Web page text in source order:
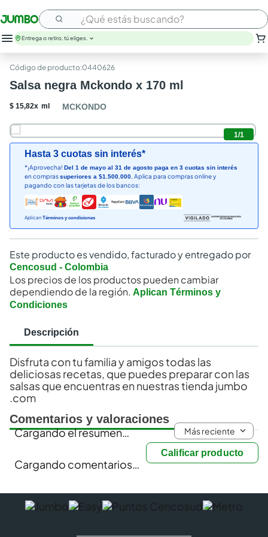
¿Qué estás buscando?
Entrega o retiro, tú eliges.
:0440626
Salsa negra Mckondo x 170 ml
$ 15,82x ml MCKONDO
1/1
Hasta 3 cuotas sin interés*
*¡Aprovecha! Del 1 de mayo al 31 de agosto paga en 3 cuotas sin interés
en comprassuperiores a $1.500.000. Aplica para compras online y
pagando con las tarjetas de los bancos:
Aplican Términos y condiciones
Este producto es vendido, facturado y entregado por
Cencosud - Colombia
Los precios de los productos pueden cambiar
dependiendo de la región. Aplican Términos y
Condiciones
Descripción
Disfruta con tu familia y amigos todas las
deliciosas recetas, que puedes preparar con las
salsas que encuentras en nuestras tienda jumbo
.com
Comentarios y valoraciones
Calificar producto
Cargando el resumen… Más reciente
Cargando comentarios…